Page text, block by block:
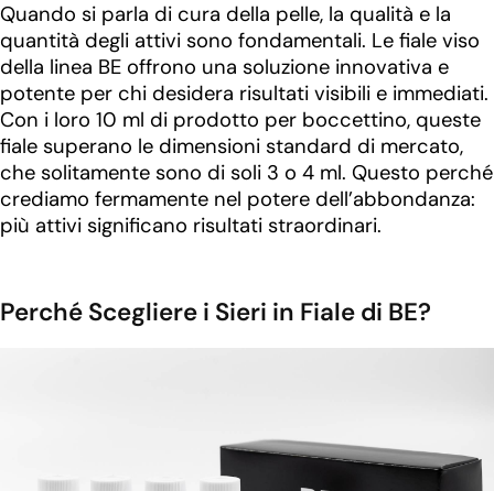
Quando si parla di cura della pelle, la qualità e la
quantità degli attivi sono fondamentali. Le fiale viso
della linea BE offrono una soluzione innovativa e
potente per chi desidera risultati visibili e immediati.
Con i loro 10 ml di prodotto per boccettino, queste
fiale superano le dimensioni standard di mercato,
che solitamente sono di soli 3 o 4 ml. Questo perché
crediamo fermamente nel potere dell’abbondanza:
più attivi significano risultati straordinari.
Perché Scegliere i Sieri in Fiale di BE?